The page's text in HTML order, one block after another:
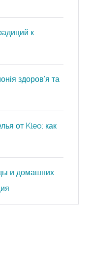
к
здоров’я та
от Kleo: как
и домашних